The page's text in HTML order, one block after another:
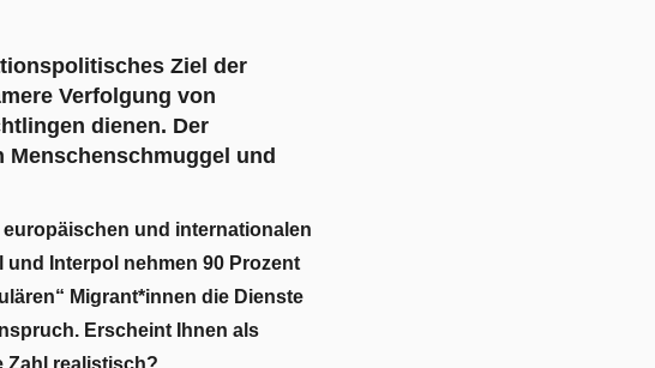
Ziel der
Verfolgung von
dienen. Der
und
und internationalen
Interpol nehmen 90 Prozent
Migrant*innen die Dienste
Erscheint Ihnen als
Zahl realistisch?